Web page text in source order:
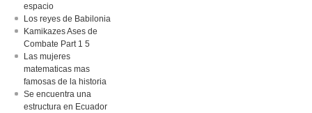
espacio
Los reyes de Babilonia
Kamikazes Ases de
Combate Part 1 5
Las mujeres
matematicas mas
famosas de la historia
Se encuentra una
estructura en Ecuador